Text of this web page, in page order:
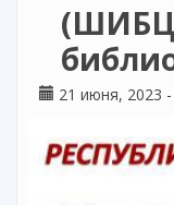
21 июня, 2023 -